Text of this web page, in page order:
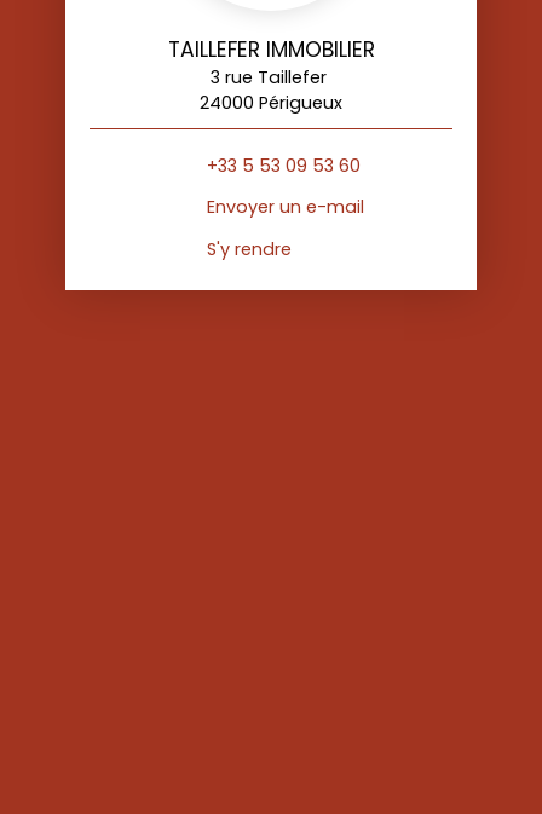
TAILLEFER IMMOBILIER
3 rue Taillefer
24000 Périgueux
+33 5 53 09 53 60
Envoyer un e-mail
S'y rendre